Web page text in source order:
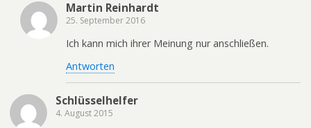
Martin Reinhardt
25. September 2016
Ich kann mich ihrer Meinung nur anschließen.
Antworten
Schlüsselhelfer
4. August 2015